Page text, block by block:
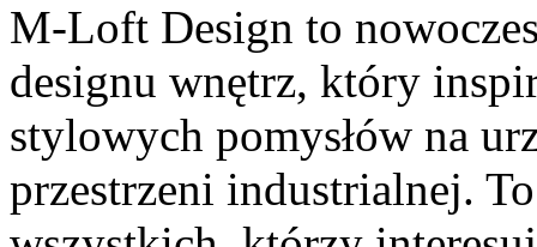
M-Loft Design to
designu wnętrz, który
stylowych pomysłów na
przestrzeni industrialnej.